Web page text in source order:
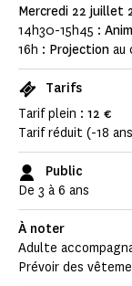
Mercredi 22 juillet
14h30-15h45 :
16h : Projection au
Tarifs
Tarif plein : 12 €
Tarif réduit (-18
Public
De 3 à 6 ans
À noter
Adulte
Prévoir des